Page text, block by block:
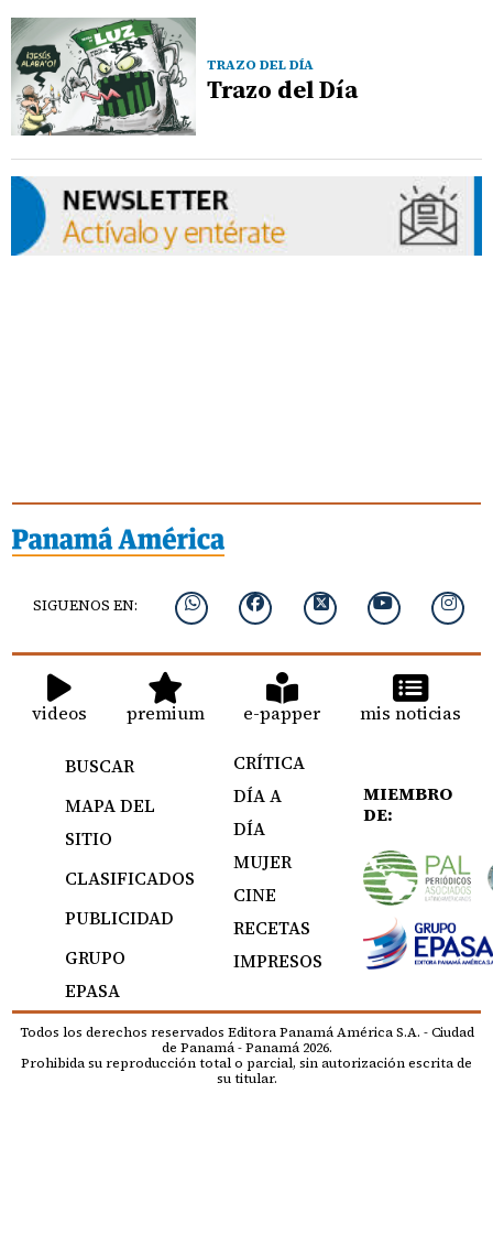
TRAZO DEL DÍA
Trazo del Día
SIGUENOS EN:
videos premium e-papper mis noticias
BUSCAR
MAPA DEL
SITIO
CLASIFICADOS
PUBLICIDAD
GRUPO
EPASA
CRÍTICA
DÍA A
DÍA
MUJER
CINE
RECETAS
IMPRESOS
MIEMBRO
DE:
Todos los derechos reservados Editora Panamá América S.A. - Ciudad
de Panamá - Panamá 2026.
Prohibida su reproducción total o parcial, sin autorización escrita de
su titular.